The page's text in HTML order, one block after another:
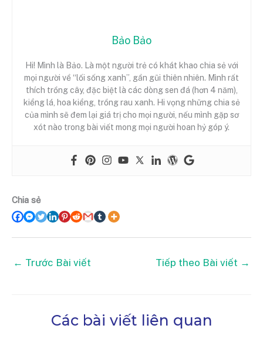
Bảo Bảo
Hi! Mình là Bảo. Là một người trẻ có khát khao chia sẻ với
mọi người về “lối sống xanh”, gần gũi thiên nhiên. Mình rất
thích trồng cây, đặc biệt là các dòng sen đá (hơn 4 năm),
kiểng lá, hoa kiểng, trồng rau xanh. Hi vọng những chia sẻ
của mình sẽ đem lại giá trị cho mọi người, nếu mình gặp sơ
xót nào trong bài viết mong mọi người hoan hỷ góp ý.
Chia sẻ
← Trước Bài viết Tiếp theo Bài viết →
Các bài viết liên quan